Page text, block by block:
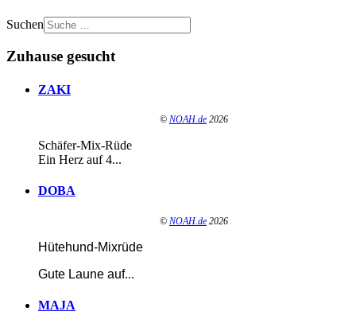
Suchen
Zuhause gesucht
ZAKI
© NOAH.de 2026
Schäfer-Mix-Rüde
Ein Herz auf 4...
DOBA
© NOAH.de 2026
Hütehund-Mixrüde
Gute Laune auf...
MAJA